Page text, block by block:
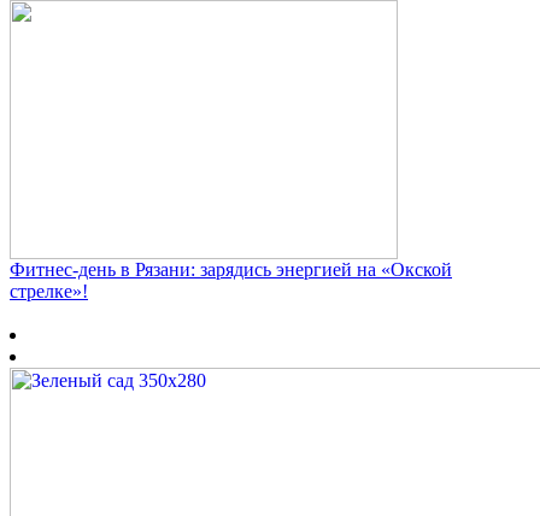
Фитнес‑день в Рязани: зарядись энергией на «Окской
стрелке»!